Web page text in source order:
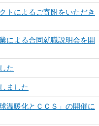
トによるご寄附をいただき
による合同就職説明会を開
た
ました
温暖化とＣＣＳ」の開催に